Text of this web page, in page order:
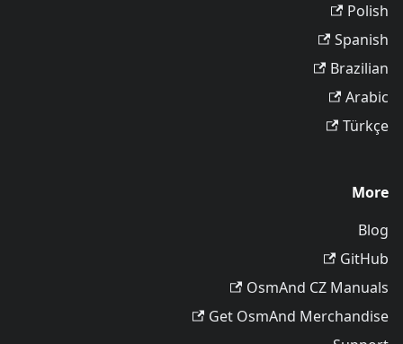
Polish
Spanish
Brazilian
Arabic
Türkçe
More
Blog
GitHub
OsmAnd CZ Manuals
Get OsmAnd Merchandise